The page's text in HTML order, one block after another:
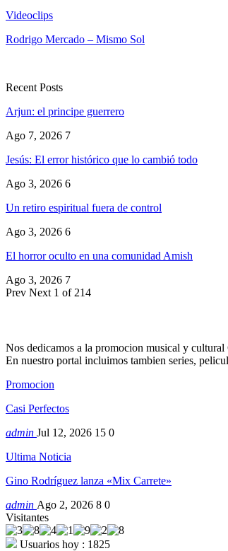
Videoclips
Rodrigo Mercado – Mismo Sol
Recent Posts
Arjun: el principe guerrero
Ago 7, 2026 7
Jesús: El error histórico que lo cambió todo
Ago 3, 2026 6
Un retiro espiritual fuera de control
Ago 3, 2026 6
El horror oculto en una comunidad Amish
Ago 3, 2026 7
Prev Next 1 of 214
Nos dedicamos a la promocion musical y
En nuestro portal incluimos tambien series,
Promocion
Casi Perfectos
admin Jul 12, 2026 15 0
Ultima Noticia
Gino Rodríguez lanza «Mix Carrete»
admin Ago 2, 2026 8 0
Visitantes
Usuarios hoy : 1825